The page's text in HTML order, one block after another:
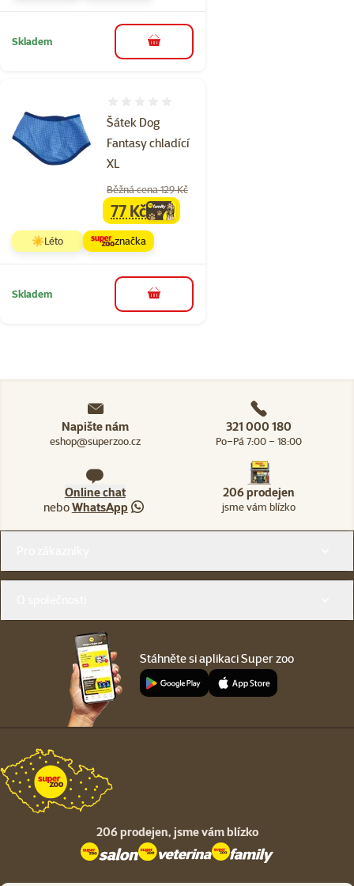
Skladem do košíku
Šátek Dog
Fantasy chladící
XL
Běžná cena 129 Kč
familycena
77 Kč
☀️Léto značka
Skladem do košíku
Napište nám
eshop@superzoo.cz
321 000 180
Po–Pá 7:00 – 18:00
Online chat
neboWhatsApp
206 prodejen
jsme vám blízko
Stáhněte si aplikaci Super zoo
206 prodejen, jsme vám blízko